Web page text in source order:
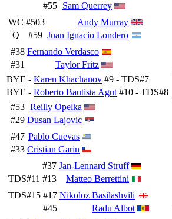
#55 Sam Querrey
WC #503
Andy Murray
Q
#59 Juan Ignacio Londero
#38 Fernando Verdasco
#31
Taylor Fritz
BYE - Karen Khachanov #9 - TDS#7
BYE - Roberto Bautista Agut #10 - TDS#8
#53 Reilly Opelka
#29 Dusan Lajovic
#47 Pablo Cuevas
#33 Cristian Garin
#37 Jan-Lennard Struff
TDS#11 #13
Matteo Berrettini
TDS#15 #17 Nikoloz Basilashvili
#45
Radu Albot